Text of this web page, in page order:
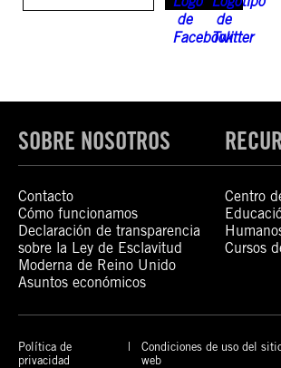
SOBRE NOSOTROS
Contacto
Cómo funcionamos
Declaración de transparencia
sobre la Ley de Esclavitud
Moderna de Reino Unido
Asuntos económicos
Centro
Cursos
Política de
privacidad
Condiciones de uso del
web